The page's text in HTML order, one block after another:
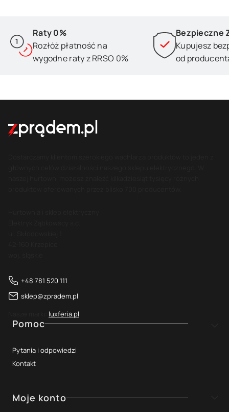
Raty 0%
Rozłóż płatność na
wygodne raty z RRSO 0%
Bezpieczne
Kupujesz
od
+48 781 520 111
sklep@zpradem.pl
luxferia.pl
Linki w stopce
Pomoc
Pytania i odpowiedzi
Kontakt
Moje konto